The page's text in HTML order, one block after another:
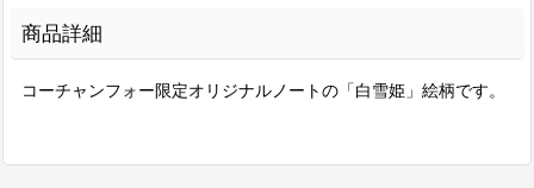
商品詳細
コーチャンフォー限定オリジナルノートの「白雪姫」絵柄です。